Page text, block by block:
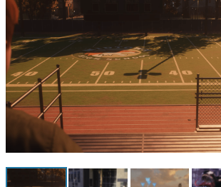
具体的な形から解き明かしていく、
です。
ゲームが変えた日本語
「経験値」「裏技」「ラスボス」…
の起源や用法の変遷を、コンピュー
イニーP氏が徹底調査。
カテゴリ
特集記事
マンガ